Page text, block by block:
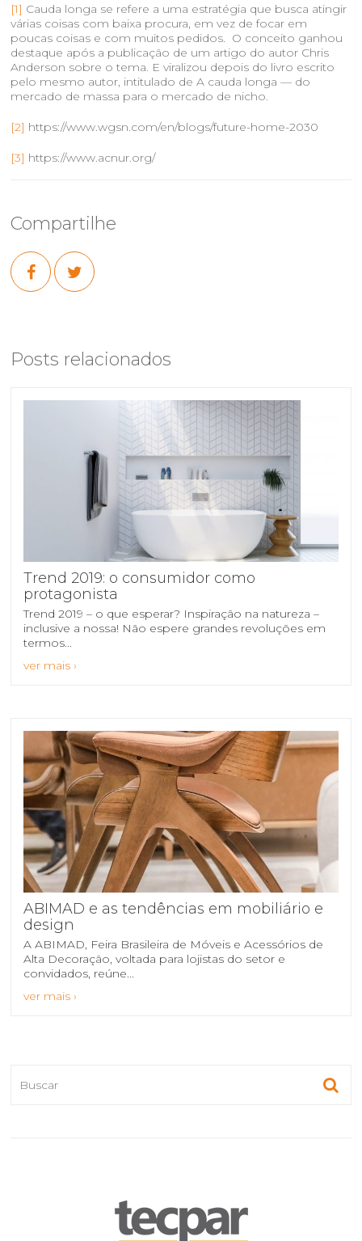
[1] Cauda longa se refere a uma estratégia que busca atingir
várias coisas com baixa procura, em vez de focar em
poucas coisas e com muitos pedidos. O conceito ganhou
destaque após a publicação de um artigo do autor Chris
Anderson sobre o tema. E viralizou depois do livro escrito
pelo mesmo autor, intitulado de A cauda longa — do
mercado de massa para o mercado de nicho.
[2] https://www.wgsn.com/en/blogs/future-home-2030
[3] https://www.acnur.org/
Compartilhe
Posts relacionados
Trend 2019: o consumidor como
protagonista
Trend 2019 – o que esperar? Inspiração na natureza –
inclusive a nossa! Não espere grandes revoluções em
termos...
ver mais ›
ABIMAD e as tendências em mobiliário e
design
A ABIMAD, Feira Brasileira de Móveis e Acessórios de
Alta Decoração, voltada para lojistas do setor e
convidados, reúne...
ver mais ›